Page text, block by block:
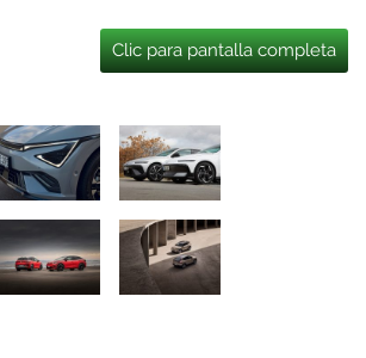
Clic para pantalla completa